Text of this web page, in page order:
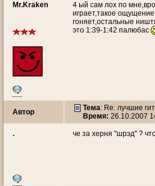
Mr.Kraken
4 ый сам лох по
играет,такое
гоняет,остальные
это 1:39-1:42 палюбас
Автор Тема: Re: лучшие
Время: 26.10.2007
. че за херня "шрэд" ?